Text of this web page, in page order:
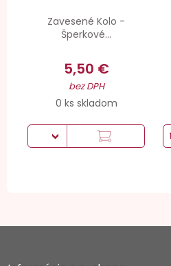
Zavesené Kolo -
Šperkové...
5,50 €
bez DPH
0 ks skladom